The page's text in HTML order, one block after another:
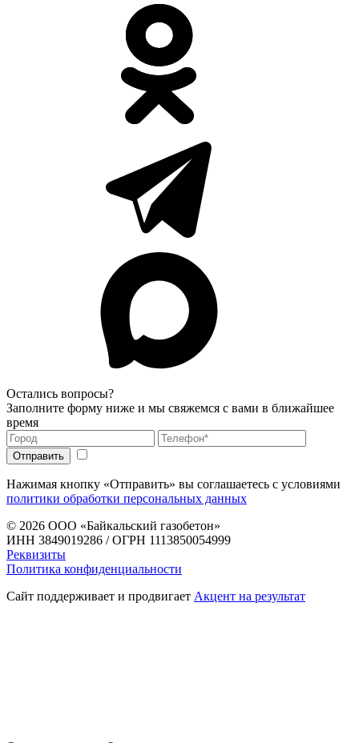
Остались вопросы?
Заполните форму ниже и мы свяжемся с вами в ближайшее
время
Нажимая кнопку «Отправить» вы соглашаетесь с условиями
политики обработки персональных данных
© 2026 ООО «Байкальский газобетон»
ИНН 3849019286 / ОГРН 1113850054999
Реквизиты
Политика конфиденциальности
Сайт поддерживает и продвигает Акцент на результат